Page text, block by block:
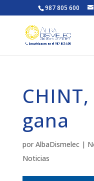
987 805 600
gana
por AlbaDismelec|
Noticias